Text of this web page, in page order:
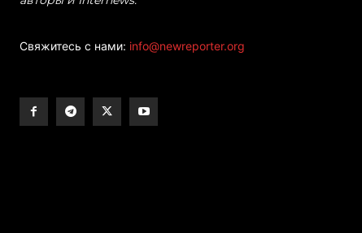
Свяжитесь с нами: info@newreporter.org